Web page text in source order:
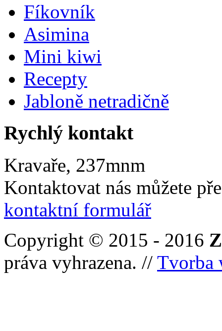
Fíkovník
Asimina
Mini kiwi
Recepty
Jabloně netradičně
Rychlý kontakt
Kravaře, 237mnm
Kontaktovat nás můžete
kontaktní formulář
Copyright © 2015 - 2016
práva vyhrazena. // Tvorba